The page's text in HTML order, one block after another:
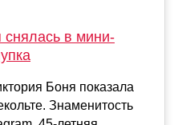
в мини-
Боня показала
Знаменитость